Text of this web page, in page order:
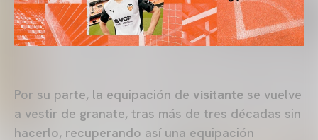
Por su parte, la equipación de visitante se vuelve
a vestir de granate, tras más de tres décadas sin
hacerlo, recuperando así una equipación